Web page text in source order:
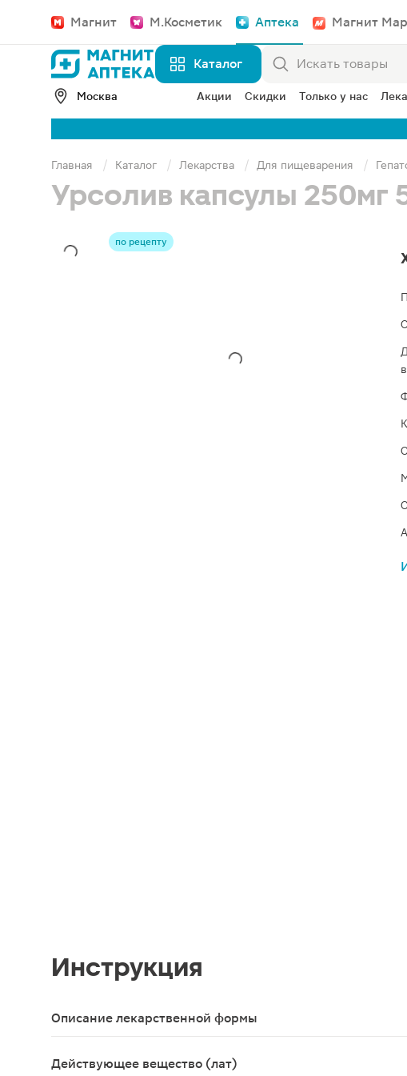
Магнит М.Косметик Аптека Магнит
Каталог
Москва Акции Скидки Только у нас
Главная Каталог Лекарства Для пищеварения
Урсолив капсулы 250мг
по рецепту
Инструкция
Описание лекарственной формы
Капсулы твердые желатиновые, №00, с белым корпусом
Действующее вещество (лат)